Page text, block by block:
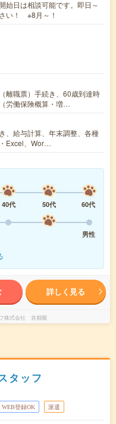
始日は相談可能です。即日～
い！ ※8月～！
離職票）手続き、60歳到達時
労働保険概算・増…
、給与計算、年末調整、各種
Excel、Wor…
40代 50代
60代
男性
詳しく見る
株式会社 首都圏
タッフ
WEB登録OK 派遣